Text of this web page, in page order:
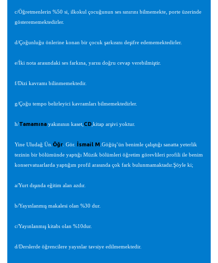
c/Öğretmenlerin %50 si, ilkokul çocuğunun ses sınırını bilmemekte, porte üzerinde
gösterememektedirler.
d/Çoğunluğu önlerine konan bir çocuk şarkısını deşifre edememektedirler.
e/İki nota arasındaki ses farkına, yarısı doğru cevap verebilmiştir.
f/Dizi kavramı bilinmemektedir.
g/Çoğu tempo belirleyici kavramları bilmemektedirler.
h/Tamamına yakınının kaset, CD ,kitap arşivi yoktur.
Yine Uludağ Ün. Öğr . Gör. İsmail M .Göğüş’ün benimle çalıştığı sanatta yeterlik
tezinin bir bölümünde yaptığı Müzik bölümleri öğretim görevlileri profili ile benim
konservatuarlarda yaptığım profil arasında çok fark bulunmamaktadır.Şöyle ki;
a/Yurt dışında eğitim alan azdır.
b/Yayınlanmış makalesi olan %30 dur.
c/Yayınlanmış kitabı olan %10dur.
d/Derslerde öğrencilere yayınlar tavsiye edilmemektedir.